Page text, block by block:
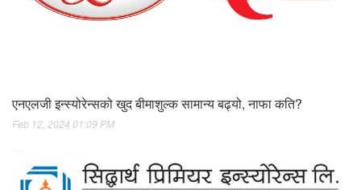
एनएलजी इन्स्योरेन्सको खुद बीमाशुल्क सामान्य बढ्यो, नाफा कति?
Feb 12, 2024 01:09 PM